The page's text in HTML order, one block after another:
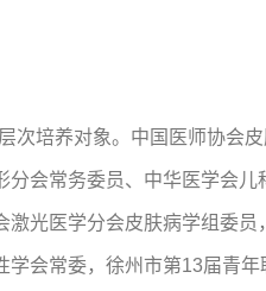
次培养对象。中国医师协会
会常务委员、中华医学会儿
光医学分会皮肤病学组委
会常委，徐州市第13届青